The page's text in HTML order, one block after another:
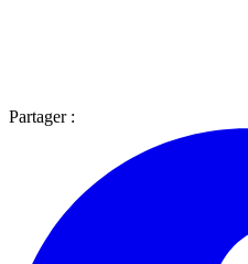
Partager :